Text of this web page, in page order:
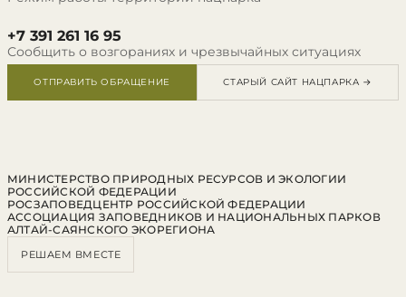
+7 391 261 16 95
Сообщить о возгораниях и чрезвычайных ситуациях
ОТПРАВИТЬ ОБРАЩЕНИЕ СТАРЫЙ САЙТ НАЦПАРКА →
МИНИСТЕРСТВО ПРИРОДНЫХ РЕСУРСОВ И ЭКОЛОГИИ
РОССИЙСКОЙ ФЕДЕРАЦИИ
РОСЗАПОВЕДЦЕНТР РОССИЙСКОЙ ФЕДЕРАЦИИ
АССОЦИАЦИЯ ЗАПОВЕДНИКОВ И НАЦИОНАЛЬНЫХ ПАРКОВ
АЛТАЙ-САЯНСКОГО ЭКОРЕГИОНА
РЕШАЕМ ВМЕСТЕ